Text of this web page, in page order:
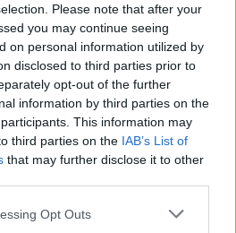
Please note that after your
you may continue seeing
on personal information utilized by
disclosed to third parties prior to
opt-out of the further
information by third parties on the
This information may
third parties on the IAB’s List of
that may further disclose it to other
Opt Outs
λίγο. Απέκτησα όση
μπορούσα. Πραγματικά
έτοιμος για τον
μια μέρα διάβασα στην
Στόουν κάνει αυτή την
και τον Γουίλεμ
τηλεφώνησε αμέσως στον